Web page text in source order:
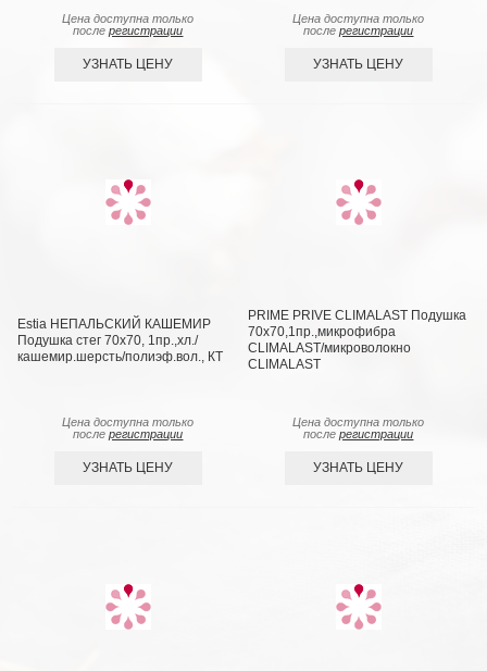
Цена доступна только
послерегистрации
УЗНАТЬ ЦЕНУ
Цена доступна только
послерегистрации
УЗНАТЬ ЦЕНУ
Estia НЕПАЛЬСКИЙ КАШЕМИР
Подушка стег 70х70, 1пр.,хл./
кашемир.шерсть/полиэф.вол., КТ
Цена доступна только
послерегистрации
УЗНАТЬ ЦЕНУ
PRIME PRIVE CLIMALAST Подушка
70х70,1пр.,микрофибра
CLIMALAST/микроволокно
CLIMALAST
Цена доступна только
послерегистрации
УЗНАТЬ ЦЕНУ